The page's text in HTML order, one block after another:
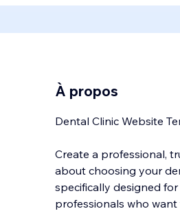
À propos
Dental Clinic Website
Create a professional,
about choosing your
specifically designed
professionals who